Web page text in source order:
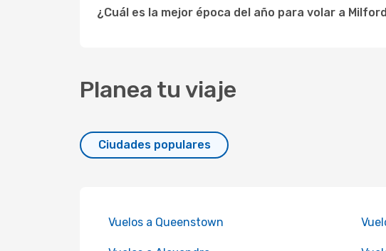
¿Cuál es la mejor época del año para volar a
Planea tu viaje
Ciudades populares
Vuelos a Queenstown